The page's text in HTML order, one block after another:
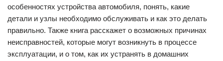
особенностях устройства автомобиля, понять, какие
детали и узлы необходимо обслуживать и как это делать
правильно. Также книга расскажет о возможных причинах
неисправностей, которые могут возникнуть в процессе
эксплуатации, и о том, как их устранять в домашних